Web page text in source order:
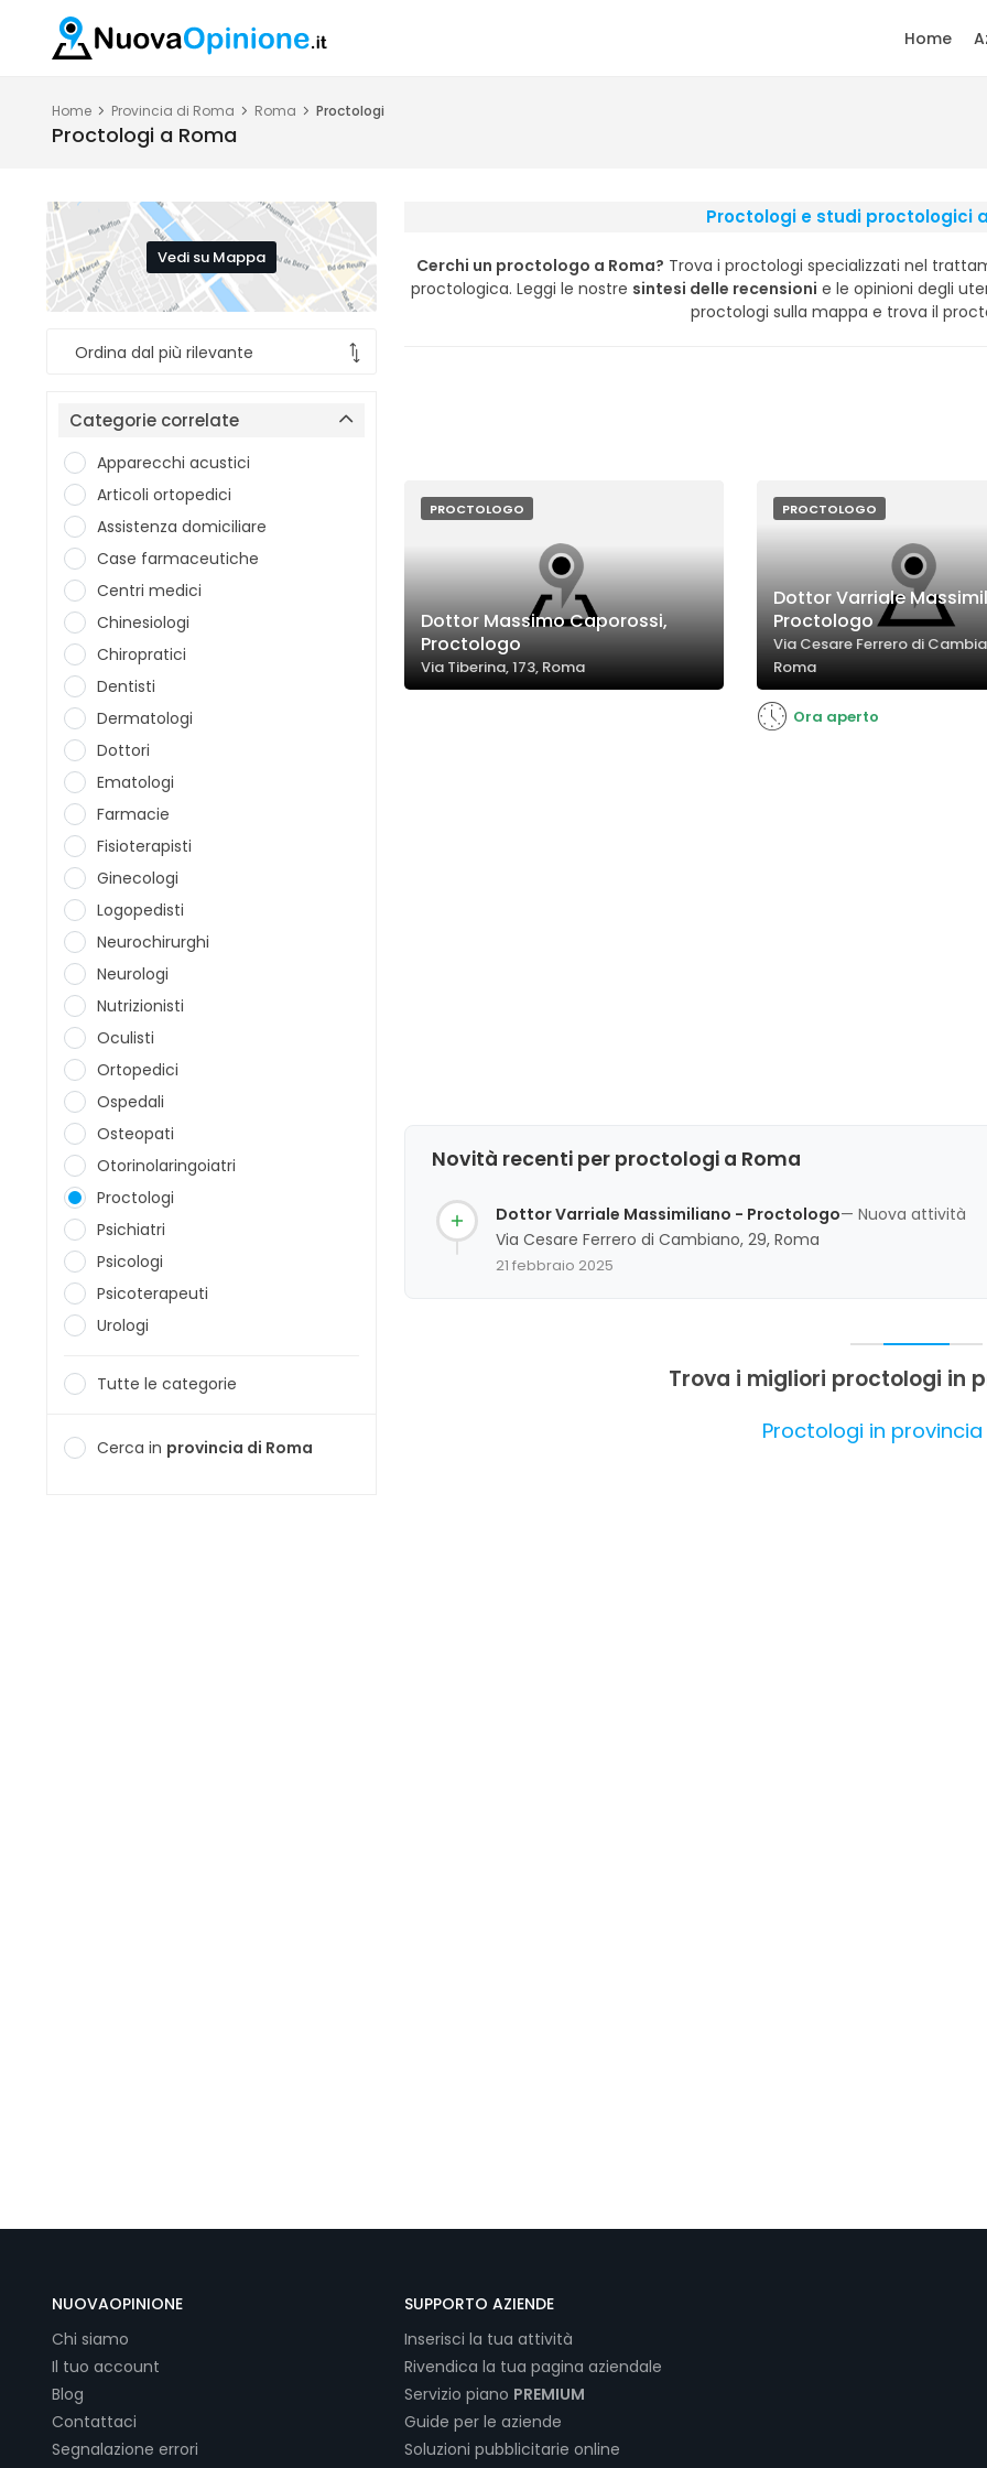
Home
Home Provincia di Roma Roma Proctologi
Proctologi a Roma
Vedi su Mappa
Categorie correlate
Apparecchi acustici
Articoli ortopedici
Assistenza domiciliare
Case farmaceutiche
Centri medici
Chinesiologi
Chiropratici
Dentisti
Dermatologi
Dottori
Ematologi
Farmacie
Fisioterapisti
Ginecologi
Logopedisti
Neurochirurghi
Neurologi
Nutrizionisti
Oculisti
Ortopedici
Ospedali
Osteopati
Otorinolaringoiatri
Proctologi
Psichiatri
Psicologi
Psicoterapeuti
Urologi
Tutte le categorie
Cerca in provincia di Roma
Proctologi e studi proctologici
Cerchi un proctologo a Roma? Trova i proctologi specializzati nel
proctologica. Leggi le nostre sintesi delle recensioni e le opinioni degli
proctologi sulla mappa e trova il
PROCTOLOGO
Dottor Massimo Caporossi,
Proctologo
Via Tiberina, 173, Roma
PROCTOLOGO
Dottor Varriale
Proctologo
Via Cesare Ferrero di
Roma
Ora aperto
Novità recenti per proctologi a Roma
Dottor Varriale Massimiliano - Proctologo— Nuova attività
Via Cesare Ferrero di Cambiano, 29, Roma
21 febbraio 2025
Trova i migliori proctologi in
Proctologi in
NUOVAOPINIONE
Chi siamo
Il tuo account
Blog
Contattaci
Segnalazione errori
SUPPORTO AZIENDE
Inserisci la tua attività
Rivendica la tua pagina aziendale
Servizio piano PREMIUM
Guide per le aziende
Soluzioni pubblicitarie online